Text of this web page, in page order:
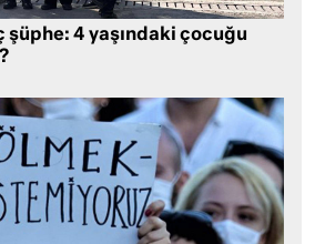
şüphe: 4 yaşındaki çocuğu